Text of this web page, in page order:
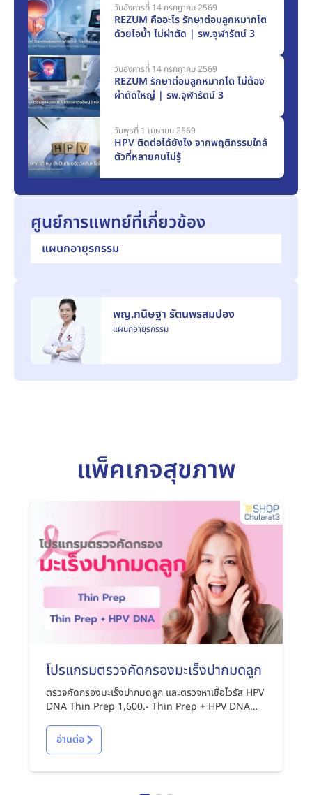
วันอังคารที่ 14 กรกฎาคม 2569
REZUM คืออะไร รักษาต่อมลูกหมากโต
ด้วยไอน้ำ ไม่ผ่าตัด | รพ.จุฬารัตน์ 3
วันอังคารที่ 14 กรกฎาคม 2569
REZUM รักษาต่อมลูกหมากโต ไม่ต้อง
ผ่าตัดใหญ่ | รพ.จุฬารัตน์ 3
วันพุธที่ 1 เมษายน 2569
HPV ติดต่อได้ยังไง จากพฤติกรรมใกล้
ตัวที่หลายคนไม่รู้
ศูนย์การแพทย์ที่เกี่ยวข้อง
แผนกอายุรกรรม
พญ.กนิษฐา รัตนพรสมปอง
แผนกอายุรกรรม
แพ็คเกจสุขภาพ
โปรแกรมตรวจคัดกรองมะเร็งปากมดลูก
ตรวจคัดกรองมะเร็งปากมดลูก และตรวจหาเชื้อไวรัส HPV
DNA Thin Prep 1,600.- Thin Prep + HPV DNA
อ่านต่อ